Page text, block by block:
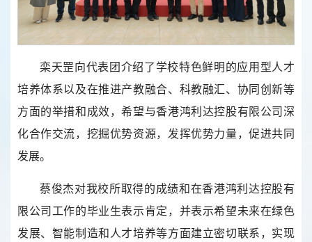
栾天罡向代表团介绍了学校特色鲜明的应用型人才
培养体系以及在推进产教融合、科教融汇、协同创新等
方面的举措和成效，希望与香港鸿利达控股有限公司深
化合作交流，挖掘优势资源，发挥优势力量，促进共同
发展。
蔡俊杰对我校所取得的成绩和在香港鸿利达控股有
限公司工作的毕业生表示肯定，并表示希望未来在绿色
发展、智能制造和人才培养等方面建立密切联系，实现